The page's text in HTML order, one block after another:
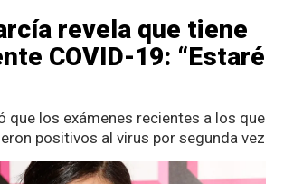
revela que tiene
COVID-19: “Estaré
que los exámenes recientes a los que
positivos al virus por segunda vez